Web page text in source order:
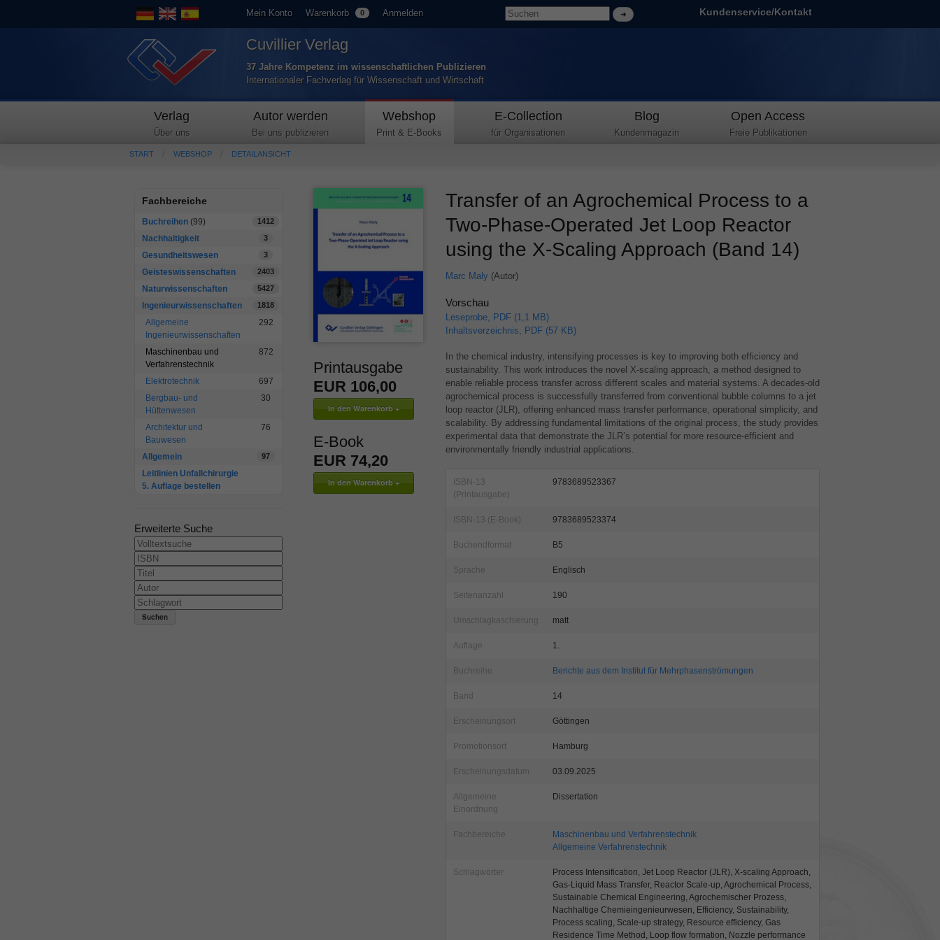
Mein Konto Warenkorb 0 Anmelden Kundenservice/Kontakt
Cuvillier Verlag
37 Jahre Kompetenz im wissenschaftlichen Publizieren
Internationaler Fachverlag für Wissenschaft und Wirtschaft
Verlag
Über uns
Autor werden
Bei uns publizieren
Webshop
Print & E-Books
E-Collection
für Organisationen
Blog
Kundenmagazin
Open Access
Freie Publikationen
START WEBSHOP DETAILANSICHT
Fachbereiche
Buchreihen (99) 1412
Nachhaltigkeit 3
Gesundheitswesen 3
Geisteswissenschaften 2403
Naturwissenschaften 5427
Ingenieurwissenschaften 1818
Allgemeine
Ingenieurwissenschaften
292
Maschinenbau und
Verfahrenstechnik
872
Elektrotechnik
697
Bergbau- und
Hüttenwesen
30
Architektur und
Bauwesen
76
Allgemein 97
Leitlinien Unfallchirurgie
5. Auflage bestellen
Erweiterte Suche
Printausgabe
EUR 106,00
E-Book
EUR 74,20
Transfer of an Agrochemical Process to a
Two-Phase-Operated Jet Loop Reactor
using the X-Scaling Approach (Band 14)
Marc Maly (Autor)
Vorschau
Leseprobe, PDF (1,1 MB)
Inhaltsverzeichnis, PDF (57 KB)
In the chemical industry, intensifying processes is key to improving both efficiency and
sustainability. This work introduces the novel X-scaling approach, a method designed to
enable reliable process transfer across different scales and material systems. A decades-old
agrochemical process is successfully transferred from conventional bubble columns to a jet
loop reactor (JLR), offering enhanced mass transfer performance, operational simplicity, and
scalability. By addressing fundamental limitations of the original process, the study provides
experimental data that demonstrate the JLR’s potential for more resource-efficient and
environmentally friendly industrial applications.
ISBN-13
(Printausgabe)
9783689523367
ISBN-13 (E-Book) 9783689523374
Buchendformat B5
Sprache Englisch
Seitenanzahl 190
Umschlagkaschierung matt
Auflage 1.
Buchreihe Berichte aus dem Institut für Mehrphasenströmungen
Band 14
Erscheinungsort Göttingen
Promotionsort Hamburg
Erscheinungsdatum 03.09.2025
Allgemeine
Einordnung
Dissertation
Fachbereiche
Maschinenbau und Verfahrenstechnik
Allgemeine Verfahrenstechnik
Schlagwörter
Process Intensification, Jet Loop Reactor (JLR), X-scaling Approach,
Gas-Liquid Mass Transfer, Reactor Scale-up, Agrochemical Process,
Sustainable Chemical Engineering, Agrochemischer Prozess,
Nachhaltige Chemieingenieurwesen, Efficiency, Sustainability,
Process scaling, Scale-up strategy, Resource efficiency, Gas
Residence Time Method, Loop flow formation, Nozzle performance